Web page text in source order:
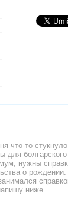
что-то
для
нужны
о рождении.
ниже.